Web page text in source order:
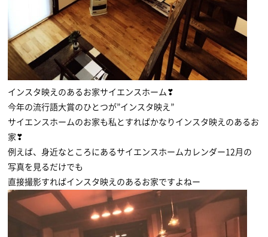
インスタ映えのあるお家サイエンスホーム❣
今年の流行語大賞のひとつが”インスタ映え”
サイエンスホームのお家も私とすればかなりインスタ映えのあるお
家❣
例えば、身近なところにあるサイエンスホームカレンダー12月の
写真を見るだけでも
直接撮影すればインスタ映えのあるお家ですよねー